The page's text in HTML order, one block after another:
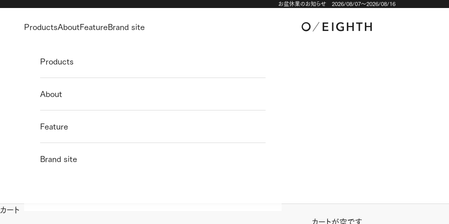
お盆休業のお知らせ 2026/08/07～2026/08/16
O/EIGHTH STORE
ProductsAboutFeatureBrand site
Products
About
Feature
Brand site
カート
カートが空です